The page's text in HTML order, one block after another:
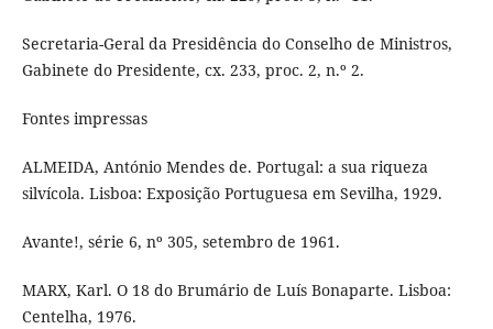
Secretaria-Geral da Presidência do Conselho de Ministros,
Gabinete do Presidente, cx. 233, proc. 2, n.º 2.
Fontes impressas
ALMEIDA, António Mendes de. Portugal: a sua riqueza
silvícola. Lisboa: Exposição Portuguesa em Sevilha, 1929.
Avante!, série 6, nº 305, setembro de 1961.
MARX, Karl. O 18 do Brumário de Luís Bonaparte. Lisboa:
Centelha, 1976.